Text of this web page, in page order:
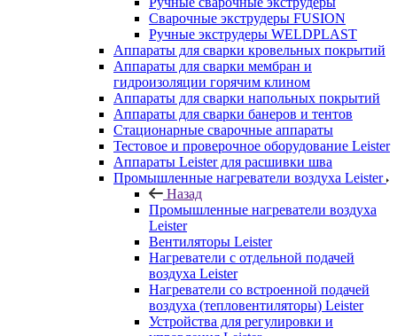
Сварочные экструдеры FUSION
Ручные экструдеры WELDPLAST
Аппараты для сварки кровельных покрытий
Аппараты для сварки мембран и
гидроизоляции горячим клином
Аппараты для сварки напольных покрытий
Аппараты для сварки банеров и тентов
Стационарные сварочные аппараты
Тестовое и проверочное оборудование Leister
Аппараты Leister для расшивки шва
Промышленные нагреватели воздуха Leister
Назад
Промышленные нагреватели воздуха
Leister
Вентиляторы Leister
Нагреватели с отдельной подачей
воздуха Leister
Нагреватели со встроенной подачей
воздуха (тепловентиляторы) Leister
Устройства для регулировки и